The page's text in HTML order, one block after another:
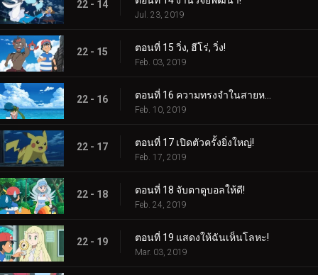
22 - 14
Jul. 23, 2019
22 - 15 ตอนที่ 15 วิ่ง, ฮีโร่, วิ่ง!
Feb. 03, 2019
22 - 16
Feb. 10, 2019
22 - 17 ตอนที่ 17 เปิดตัวครั้งยิ่งใหญ่!
Feb. 17, 2019
22 - 18 ตอนที่ 18 จับตาดูบอลให้ดี!
Feb. 24, 2019
22 - 19 ตอนที่ 19 แสดงให้ฉันเห็นโลหะ!
Mar. 03, 2019